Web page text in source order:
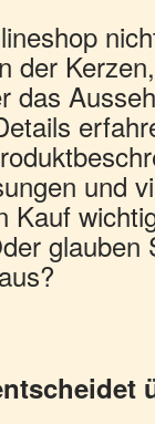
der
das
und
Kauf